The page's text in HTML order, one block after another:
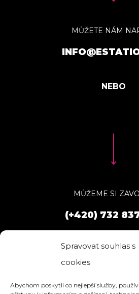
Spravovat souhlas s
cookies
Abychom poskytli co nejlepší služby,
MŮŽETE NÁM
MŮŽEME SI
(+420) 732